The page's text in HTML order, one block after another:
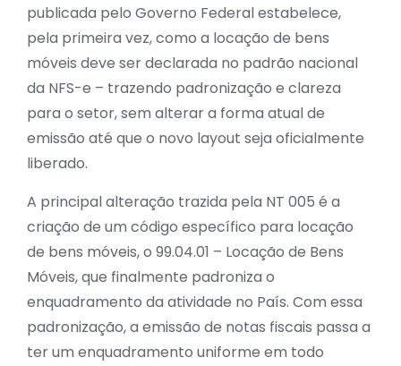
publicada pelo Governo Federal estabelece,
pela primeira vez, como a locação de bens
móveis deve ser declarada no padrão nacional
da NFS-e – trazendo padronização e clareza
para o setor, sem alterar a forma atual de
emissão até que o novo layout seja oficialmente
liberado.
A principal alteração trazida pela NT 005 é a
criação de um código específico para locação
de bens móveis, o 99.04.01 – Locação de Bens
Móveis, que finalmente padroniza o
enquadramento da atividade no País. Com essa
padronização, a emissão de notas fiscais passa a
ter um enquadramento uniforme em todo